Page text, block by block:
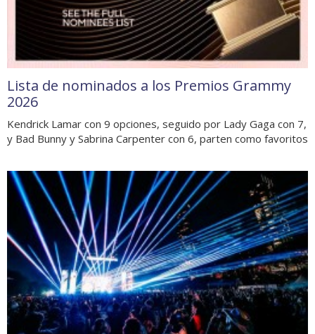
Lista de nominados a los Premios Grammy
2026
Kendrick Lamar con 9 opciones, seguido por Lady Gaga con 7,
y Bad Bunny y Sabrina Carpenter con 6, parten como favoritos